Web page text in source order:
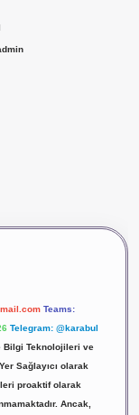
Teams:
Telegram: @karabul
Bilgi Teknolojileri ve
Sağlayıcı olarak
proaktif olarak
Ancak,